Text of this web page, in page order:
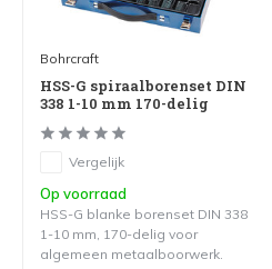
Bohrcraft
HSS-G spiraalborenset DIN
338 1-10 mm 170-delig
Vergelijk
Op voorraad
HSS-G blanke borenset DIN 338
1-10 mm, 170-delig voor
algemeen metaalboorwerk.